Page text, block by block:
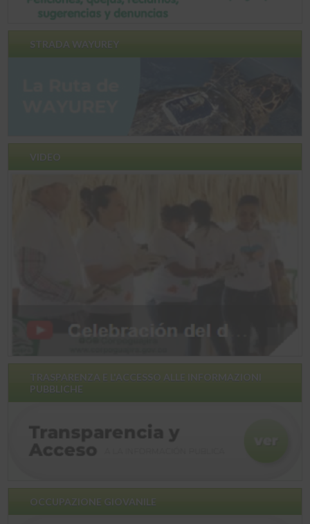
STRADA WAYUREY
VIDEO
PUBBLICHE
OCCUPAZIONE GIOVANILE